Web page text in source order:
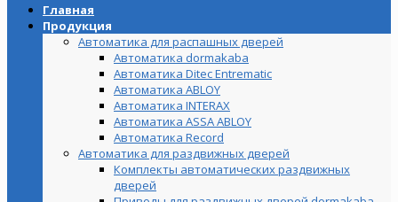
Главная
Продукция
Автоматика для распашных дверей
Автоматика dormakaba
Автоматика Ditec Entrematic
Автоматика ABLOY
Автоматика INTERAX
Автоматика ASSA ABLOY
Автоматика Record
Автоматика для раздвижных дверей
Комплекты автоматических раздвижных
дверей